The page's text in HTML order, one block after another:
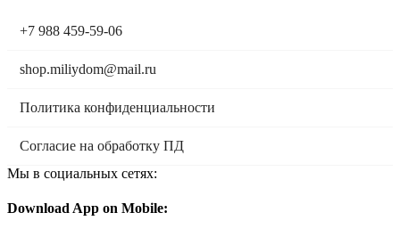
+7 988 459-59-06
shop.miliydom@mail.ru
Политика конфиденциальности
Согласие на обработку ПД
Мы в социальных сетях:
Download App on Mobile: